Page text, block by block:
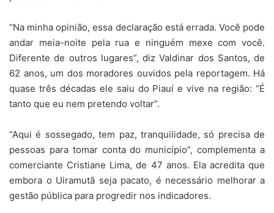
“Na minha opinião, essa declaração está errada. Você pode
andar meia-noite pela rua e ninguém mexe com você.
Diferente de outros lugares”, diz Valdinar dos Santos, de
62 anos, um dos moradores ouvidos pela reportagem. Há
quase três décadas ele saiu do Piauí e vive na região: “É
tanto que eu nem pretendo voltar”.
“Aqui é sossegado, tem paz, tranquilidade, só precisa de
pessoas para tomar conta do município”, complementa a
comerciante Cristiane Lima, de 47 anos. Ela acredita que
embora o Uiramutã seja pacato, é necessário melhorar a
gestão pública para progredir nos indicadores.